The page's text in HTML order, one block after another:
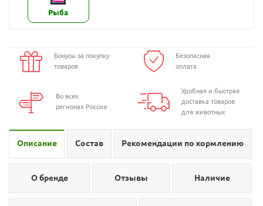
Рыба
Бонусы за покупку
товаров
Безопасная
оплата
Во всех
регионах России
Удобная и быстрая
доставка товаров
для животных
Описание Состав Рекомендации по кормлению
О бренде Отзывы Наличие